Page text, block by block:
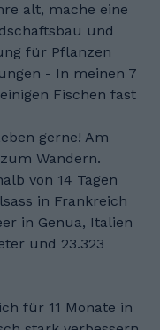
alt, mache eine
und
für Pflanzen
- In meinen 7
Fischen fast
gerne! Am
Wandern.
von 14 Tagen
in Frankreich
in Genua, Italien
und 23.323
für 11 Monate in